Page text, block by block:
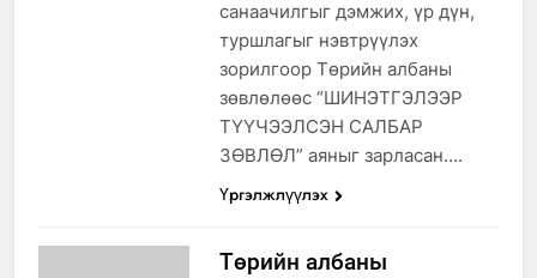
санаачилгыг дэмжих, үр дүн,
туршлагыг нэвтрүүлэх
зорилгоор Төрийн албаны
зөвлөлөөс “ШИНЭТГЭЛЭЭР
ТҮҮЧЭЭЛСЭН САЛБАР
ЗӨВЛӨЛ” аяныг зарласан….
Үргэлжлүүлэх
Төрийн албаны